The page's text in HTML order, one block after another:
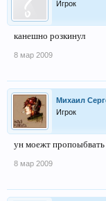
Игрок
канешно розкинул
8 мар 2009
Михаил
Игрок
ун моежт
8 мар 2009